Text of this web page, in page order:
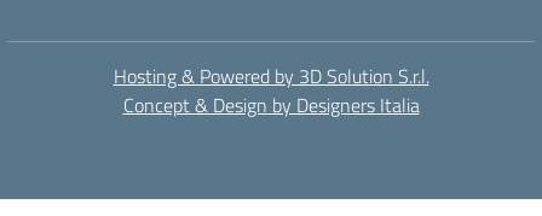
Hosting & Powered by 3D Solution S.r.l.
Concept & Design by Designers Italia